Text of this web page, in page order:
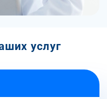
услуг